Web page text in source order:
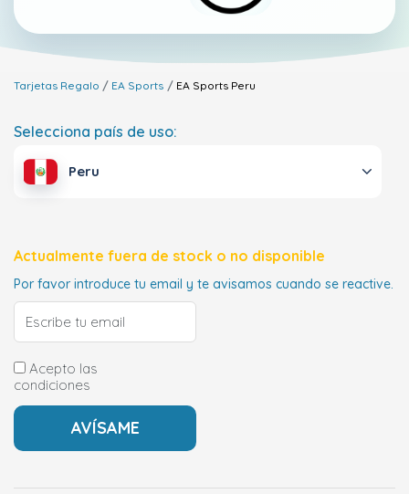
Tarjetas Regalo EA Sports EA Sports Peru
Selecciona país de uso:
Peru
Actualmente fuera de stock o no disponible
Por favor introduce tu email y te avisamos cuando se reactive.
Acepto las
condiciones